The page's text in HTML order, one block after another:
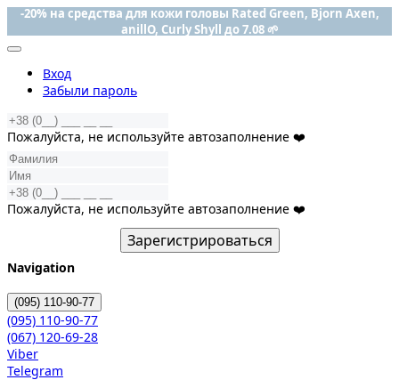
-20% на средства для кожи головы Rated Green, Bjorn Axen,
anillO, Curly Shyll до 7.08 🌱
Вход
Забыли пароль
Пожалуйста, не используйте автозаполнение ❤️
Пожалуйста, не используйте автозаполнение ❤️
Зарегистрироваться
Navigation
(095) 110-90-77
(095) 110-90-77
(067) 120-69-28
Viber
Telegram